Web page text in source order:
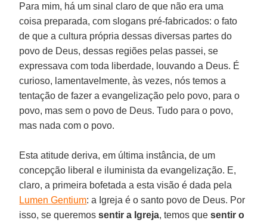
Para mim, há um sinal claro de que não era uma
coisa preparada, com slogans pré-fabricados: o fato
de que a cultura própria dessas diversas partes do
povo de Deus, dessas regiões pelas passei, se
expressava com toda liberdade, louvando a Deus. É
curioso, lamentavelmente, às vezes, nós temos a
tentação de fazer a evangelização pelo povo, para o
povo, mas sem o povo de Deus. Tudo para o povo,
mas nada com o povo.
Esta atitude deriva, em última instância, de um
concepção liberal e iluminista da evangelização. E,
claro, a primeira bofetada a esta visão é dada pela
Lumen Gentium: a Igreja é o santo povo de Deus. Por
isso, se queremossentir a Igreja, temos quesentir o